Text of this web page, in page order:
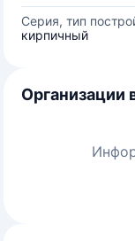
Серия, тип
кирпичный
Организации